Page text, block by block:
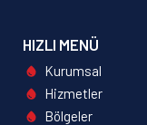
HIZLI MENÜ
Kurumsal
Hizmetler
Bölgeler